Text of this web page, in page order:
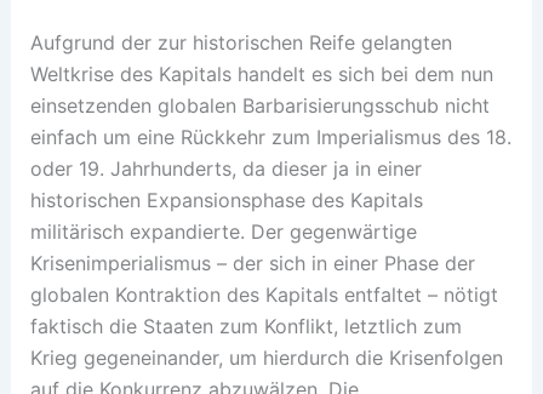
Aufgrund der zur historischen Reife gelangten
Weltkrise des Kapitals handelt es sich bei dem nun
einsetzenden globalen Barbarisierungsschub nicht
einfach um eine Rückkehr zum Imperialismus des 18.
oder 19. Jahrhunderts, da dieser ja in einer
historischen Expansionsphase des Kapitals
militärisch expandierte. Der gegenwärtige
Krisenimperialismus – der sich in einer Phase der
globalen Kontraktion des Kapitals entfaltet – nötigt
faktisch die Staaten zum Konflikt, letztlich zum
Krieg gegeneinander, um hierdurch die Krisenfolgen